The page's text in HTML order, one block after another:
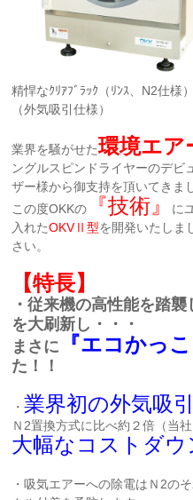
精悍なｸﾘｱﾌﾞﾗｯｸ（ﾘﾝｽ、
（外気吸引仕様）
業界を騒がせた環境エア
ングルスピンドライヤーのデビ
ザー様から御支持を頂いてきま
この度OKKの
『技術』 に
入れたOKVⅡ型を開発いたしま
さい。
【特長】
・従来機の高性能を踏
を大刷新し・・・
まさに
『エコかっこ
た！！
・業界初の外気吸
Ｎ2置換方式に比べ約２倍（当
大幅なコストダウ
・吸気エアーへの除電はＮ2の